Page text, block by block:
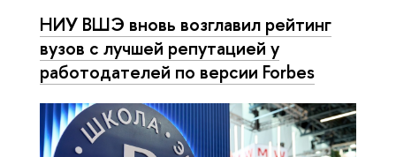
НИУ ВШЭ вновь возглавил рейтинг
вузов с лучшей репутацией у
работодателей по версии Forbes